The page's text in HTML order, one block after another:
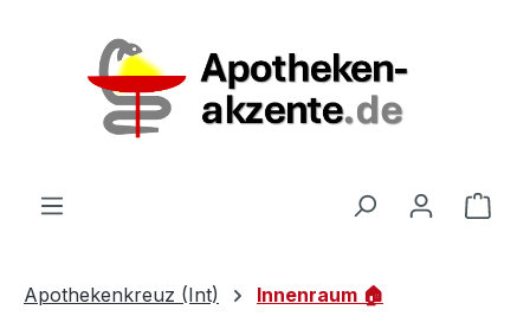
Apothekenkreuz (Int) Innenraum 🏠